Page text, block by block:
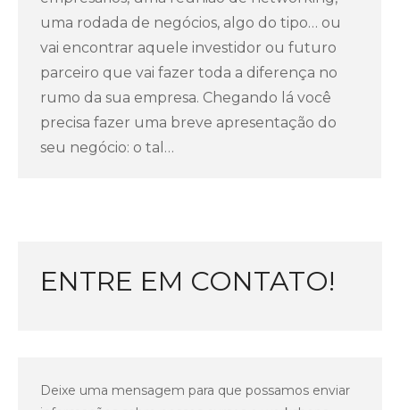
uma rodada de negócios, algo do tipo… ou
vai encontrar aquele investidor ou futuro
parceiro que vai fazer toda a diferença no
rumo da sua empresa. Chegando lá você
precisa fazer uma breve apresentação do
seu negócio: o tal…
ENTRE EM CONTATO!
Deixe uma mensagem para que possamos enviar